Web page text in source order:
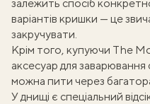
залежить спосіб
варіантів кришки — це
закручувати.
Крім того, купуючи The
аксесуар для заварювання
можна пити через
У днищі є спеціальний